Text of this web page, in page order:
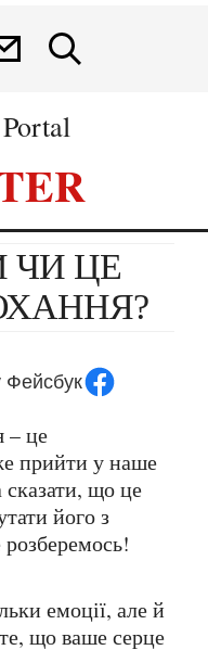
Фейсбук
прийти у наше
що це
його з
що ваше серце